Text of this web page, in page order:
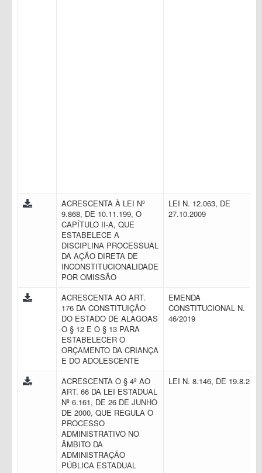
ACRESCENTA À LEI Nº
9.868, DE 10.11.199, O
CAPÍTULO II-A, QUE
ESTABELECE A
DISCIPLINA PROCESSUAL
DA AÇÃO DIRETA DE
INCONSTITUCIONALIDADE
POR OMISSÃO
LEI N. 12.063, DE
27.10.2009
ACRESCENTA AO ART.
176 DA CONSTITUIÇÃO
DO ESTADO DE ALAGOAS
O § 12 E O § 13 PARA
ESTABELECER O
ORÇAMENTO DA CRIANÇA
E DO ADOLESCENTE
EMENDA
CONSTITUCIONAL N.
46/2019
ACRESCENTA O § 4º AO
ART. 66 DA LEI ESTADUAL
Nº 6.161, DE 26 DE JUNHO
DE 2000, QUE REGULA O
PROCESSO
ADMINISTRATIVO NO
ÂMBITO DA
ADMINISTRAÇÃO
PÚBLICA ESTADUAL
LEI N. 8.146, DE